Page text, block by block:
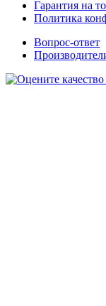
Гарантия на
Политика
Вопрос-ответ